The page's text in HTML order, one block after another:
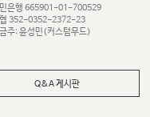
은행 665901-01-700529
352-0352-2372-23
주: 윤성민(커스텀무드)
Q&A 게시판